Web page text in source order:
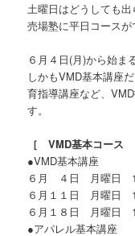
土曜日はどうしても出
売場塾に平日コースが
６月４日(月)から始ま
しかもVMD基本講座
育指導講座など、
す。
［ VMD基本コース
●VMD基本講座
６月 ４日 月曜日
６月１１日 月曜日
６月１８日 月曜日
●アパレル基本講座